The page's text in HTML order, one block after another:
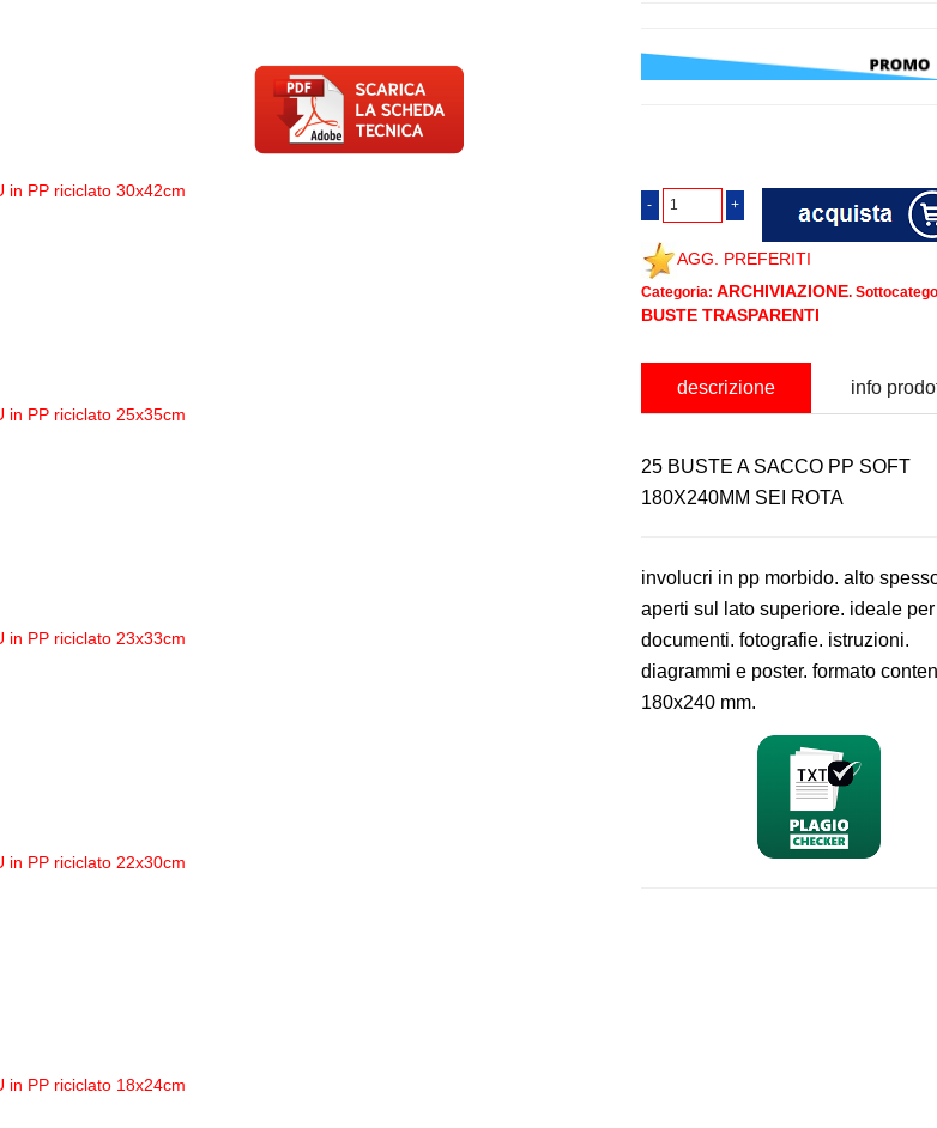
in PP riciclato 30x42cm
in PP riciclato 25x35cm
in PP riciclato 23x33cm
in PP riciclato 22x30cm
in PP riciclato 18x24cm
AGG. PREFERITI
Categoria: ARCHIVIAZIONE.
BUSTE TRASPARENTI
descrizione info
25 BUSTE A SACCO PP SOFT
180X240MM SEI ROTA
involucri in pp morbido. alto
aperti sul lato superiore. ideale per
documenti. fotografie. istruzioni.
diagrammi e poster. formato
180x240 mm.